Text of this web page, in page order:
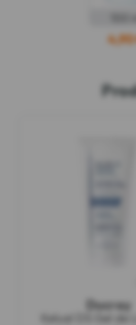
4,90
Ducray
Kelual DS Gel de